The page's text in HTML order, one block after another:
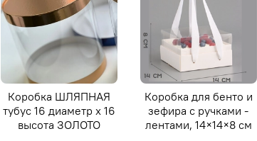
Коробка ШЛЯПНАЯ
тубус 16 диаметр х 16
высота ЗОЛОТО
Коробка для бенто и
зефира с ручками -
лентами, 14×14×8 см